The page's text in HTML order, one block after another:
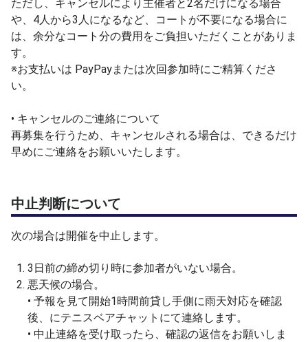
ただし、キャンセルにより主催者と2名だけになる場合
や、4人から3人になるなど、コートが不要になる場合に
は、余分なコート分の費用をご負担いただくことがありま
す。
※お支払いは PayPayまたは次回参加時にご精算くださ
い。
• キャンセルのご連絡について
再募集を行うため、キャンセルされる場合は、できるだけ
早めにご連絡をお願いいたします。
中止判断について
次の場合は開催を中止します。
3日前の締め切り時に参加者がいない場合。
悪天候の場合。
• 予報を見て開始1時間前貸し手側に雨天対応を確認
後、にテニスベアチャットにて連絡します。
• 中止連絡を受け取ったら、確認の返信をお願いしま